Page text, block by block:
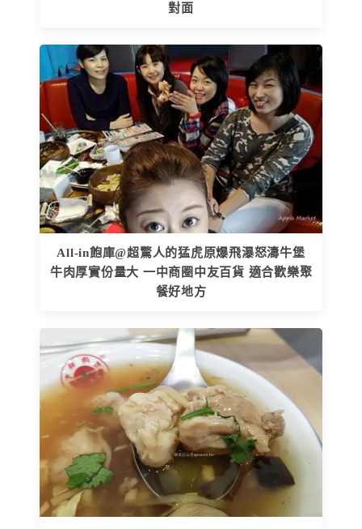
對面
All-in飽庫@超驚人的猛虎原爆飛瀑怒濤牛堡
牛肉厚實份量大 一中商圈中友百貨 適合歡樂聚
餐好地方